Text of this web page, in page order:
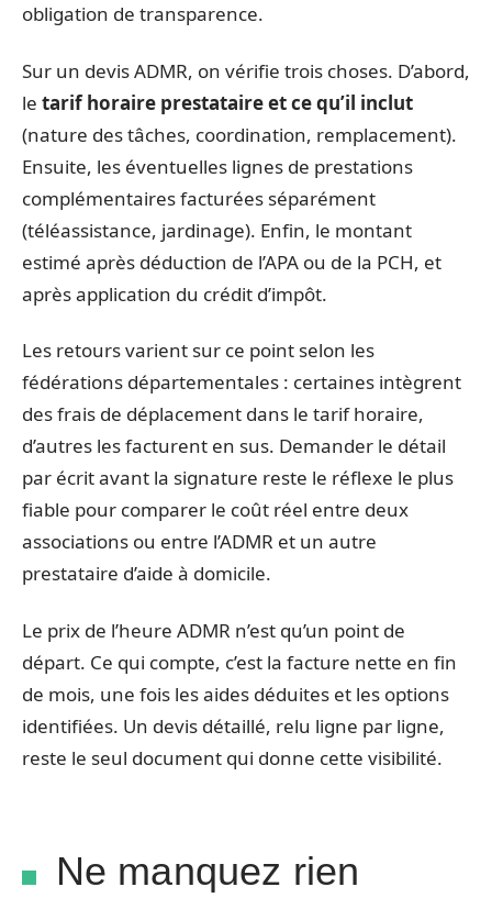
obligation de transparence.
Sur un devis ADMR, on vérifie trois choses. D’abord,
le tarif horaire prestataire et ce qu’il inclut
(nature des tâches, coordination, remplacement).
Ensuite, les éventuelles lignes de prestations
complémentaires facturées séparément
(téléassistance, jardinage). Enfin, le montant
estimé après déduction de l’APA ou de la PCH, et
après application du crédit d’impôt.
Les retours varient sur ce point selon les
fédérations départementales : certaines intègrent
des frais de déplacement dans le tarif horaire,
d’autres les facturent en sus. Demander le détail
par écrit avant la signature reste le réflexe le plus
fiable pour comparer le coût réel entre deux
associations ou entre l’ADMR et un autre
prestataire d’aide à domicile.
Le prix de l’heure ADMR n’est qu’un point de
départ. Ce qui compte, c’est la facture nette en fin
de mois, une fois les aides déduites et les options
identifiées. Un devis détaillé, relu ligne par ligne,
reste le seul document qui donne cette visibilité.
Ne manquez rien